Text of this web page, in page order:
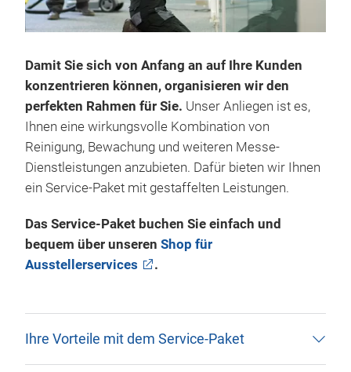
Damit Sie sich von Anfang an auf Ihre Kunden
konzentrieren können, organisieren wir den
perfekten Rahmen für Sie. Unser Anliegen ist es,
Ihnen eine wirkungsvolle Kombination von
Reinigung, Bewachung und weiteren Messe-
Dienstleistungen anzubieten. Dafür bieten wir Ihnen
ein Service-Paket mit gestaffelten Leistungen.
Das Service-Paket buchen Sie einfach und
bequem über unseren Shop für
Ausstellerservices
.
Ihre Vorteile mit dem Service-Paket